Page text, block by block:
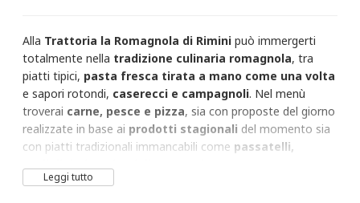
Alla Trattoria la Romagnola di Rimini può immergerti
totalmente nella tradizione culinaria romagnola, tra
piatti tipici, pasta fresca tirata a mano come una volta
e sapori rotondi, caserecci e campagnoli. Nel menù
troverai carne, pesce e pizza, sia con proposte del giorno
realizzate in base ai prodotti stagionali del momento sia
con piatti tradizionali immancabili come passatelli,
Se ami l'accoglienza, la genuinità e la semplicità del
Leggi tutto